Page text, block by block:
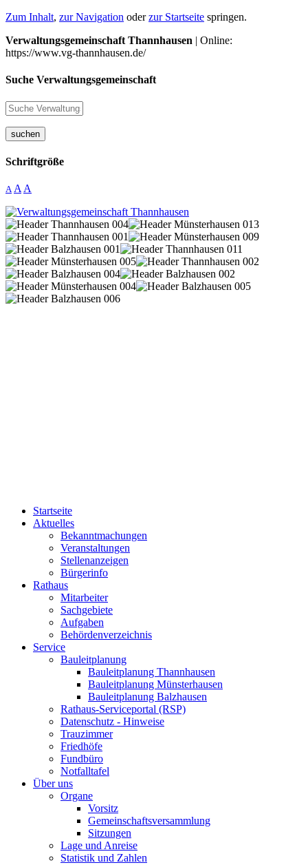
Zum Inhalt, zur Navigation oderzur Startseite springen.
Verwaltungsgemeinschaft Thannhausen | Online:
https://www.vg-thannhausen.de/
Suche Verwaltungsgemeinschaft
suchen
Schriftgröße
A A A
Startseite
Aktuelles
Bekanntmachungen
Veranstaltungen
Stellenanzeigen
Bürgerinfo
Rathaus
Mitarbeiter
Sachgebiete
Aufgaben
Behördenverzeichnis
Service
Bauleitplanung
Bauleitplanung Thannhausen
Bauleitplanung Münsterhausen
Bauleitplanung Balzhausen
Rathaus-Serviceportal (RSP)
Datenschutz - Hinweise
Trauzimmer
Friedhöfe
Fundbüro
Notfalltafel
Über uns
Organe
Vorsitz
Gemeinschaftsversammlung
Sitzungen
Lage und Anreise
Statistik und Zahlen